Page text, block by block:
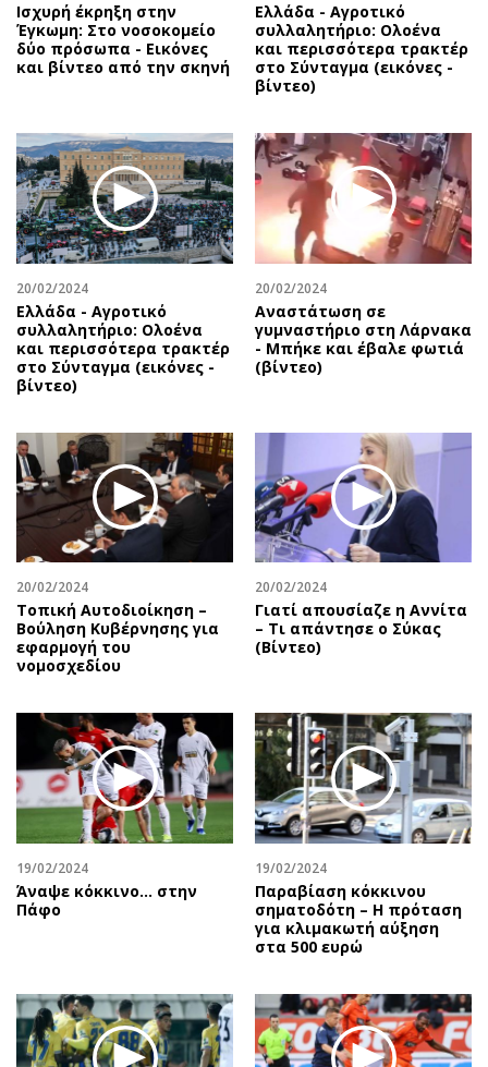
Ισχυρή έκρηξη στην
Έγκωμη: Στο νοσοκομείο
δύο πρόσωπα - Εικόνες
και βίντεο από την σκηνή
Ελλάδα - Αγροτικό
συλλαλητήριο: Ολοένα
και περισσότερα τρακτέρ
στο Σύνταγμα (εικόνες -
βίντεο)
20/02/2024
Ελλάδα - Αγροτικό
συλλαλητήριο: Ολοένα
και περισσότερα τρακτέρ
στο Σύνταγμα (εικόνες -
βίντεο)
20/02/2024
Αναστάτωση σε
γυμναστήριο στη Λάρνακα
- Μπήκε και έβαλε φωτιά
(βίντεο)
20/02/2024
Τοπική Αυτοδιοίκηση –
Βούληση Κυβέρνησης για
εφαρμογή του
νομοσχεδίου
20/02/2024
Γιατί απουσίαζε η Αννίτα
– Τι απάντησε ο Σύκας
(Βίντεο)
19/02/2024
Άναψε κόκκινο… στην
Πάφο
19/02/2024
Παραβίαση κόκκινου
σηματοδότη – Η πρόταση
για κλιμακωτή αύξηση
στα 500 ευρώ